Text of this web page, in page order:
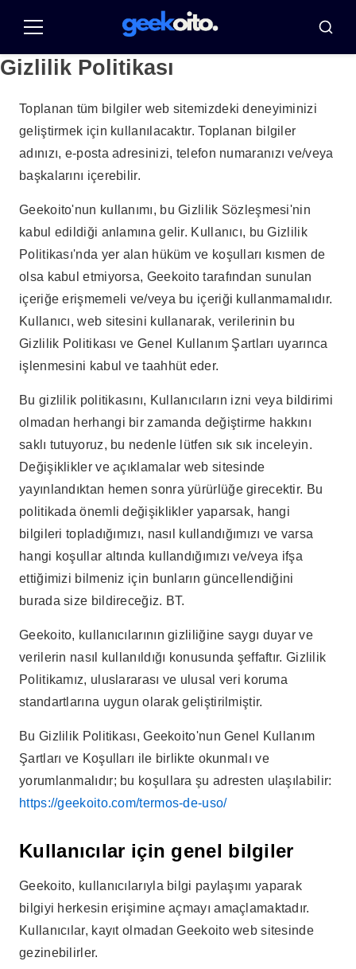
para
conteúdo
Menü
Gizlilik Politikası
Toplanan tüm bilgiler web sitemizdeki deneyiminizi
geliştirmek için kullanılacaktır. Toplanan bilgiler
adınızı, e-posta adresinizi, telefon numaranızı ve/veya
başkalarını içerebilir.
Geekoito'nun kullanımı, bu Gizlilik Sözleşmesi'nin
kabul edildiği anlamına gelir. Kullanıcı, bu Gizlilik
Politikası'nda yer alan hüküm ve koşulları kısmen de
olsa kabul etmiyorsa, Geekoito tarafından sunulan
içeriğe erişmemeli ve/veya bu içeriği kullanmamalıdır.
Kullanıcı, web sitesini kullanarak, verilerinin bu
Gizlilik Politikası ve Genel Kullanım Şartları uyarınca
işlenmesini kabul ve taahhüt eder.
Bu gizlilik politikasını, Kullanıcıların izni veya bildirimi
olmadan herhangi bir zamanda değiştirme hakkını
saklı tutuyoruz, bu nedenle lütfen sık sık inceleyin.
Değişiklikler ve açıklamalar web sitesinde
yayınlandıktan hemen sonra yürürlüğe girecektir. Bu
politikada önemli değişiklikler yaparsak, hangi
bilgileri topladığımızı, nasıl kullandığımızı ve varsa
hangi koşullar altında kullandığımızı ve/veya ifşa
ettiğimizi bilmeniz için bunların güncellendiğini
burada size bildireceğiz. BT.
Geekoito, kullanıcılarının gizliliğine saygı duyar ve
verilerin nasıl kullanıldığı konusunda şeffaftır. Gizlilik
Politikamız, uluslararası ve ulusal veri koruma
standartlarına uygun olarak geliştirilmiştir.
Bu Gizlilik Politikası, Geekoito'nun Genel Kullanım
Şartları ve Koşulları ile birlikte okunmalı ve
yorumlanmalıdır; bu koşullara şu adresten ulaşılabilir:
https://geekoito.com/termos-de-uso/
Kullanıcılar için genel bilgiler
Geekoito, kullanıcılarıyla bilgi paylaşımı yaparak
bilgiyi herkesin erişimine açmayı amaçlamaktadır.
Kullanıcılar, kayıt olmadan Geekoito web sitesinde
gezinebilirler.